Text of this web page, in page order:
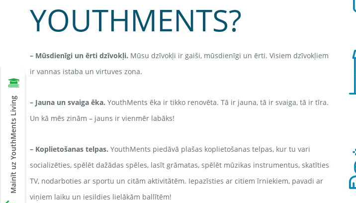
Mainīt uz YouthMents Living
YOUTHMENTS?
– Mūsdienīgi un ērti dzīvokļi. Mūsu dzīvokļi ir gaiši, mūsdienīgi un ērti. Visiem dzīvokļiem
ir vannas istaba un virtuves zona.
– Jauna un svaiga ēka. YouthMents ēka ir tikko renovēta. Tā ir jauna, tā ir svaiga, tā ir tīra.
Un kā mēs zinām – jauns ir vienmēr labāks!
– Koplietošanas telpas. YouthMents piedāvā plašas koplietošanas telpas, kur tu vari
socializēties, spēlēt dažādas spēles, lasīt grāmatas, spēlēt mūzikas instrumentus, skatīties
TV, nodarboties ar sportu un citām aktivitātēm. Iepazīsties ar citiem īrniekiem, pavadi ar
viņiem laiku un iesildies lielākām ballītēm!